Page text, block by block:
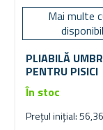
Mai multe
PLIABILĂ
PENTRU PISICI
Prețul inițial:
În stoc